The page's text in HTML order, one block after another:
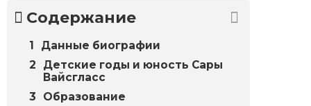
Содержание
Данные биографии
Детские годы и юность Сары
Вайсгласс
Образование